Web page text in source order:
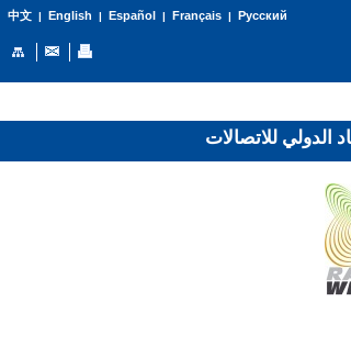
中文| English | Español | Français| Русский
الدولي للاتصالات